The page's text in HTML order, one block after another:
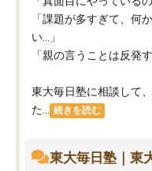
「課題が多すぎて、何
い…」
「親の言うことは反発
東大毎日塾に相談して
た...
続きを読む
東大毎日塾｜東